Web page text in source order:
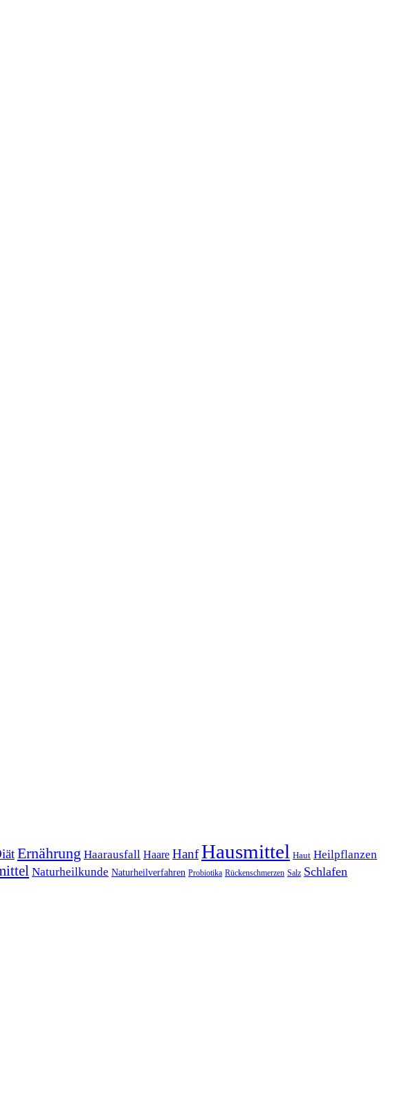
Ernährung Haarausfall Haare HanfHausmittel Haut Heilpflanzen
Naturheilkunde Naturheilverfahren Probiotika Rückenschmerzen Salz Schlafen